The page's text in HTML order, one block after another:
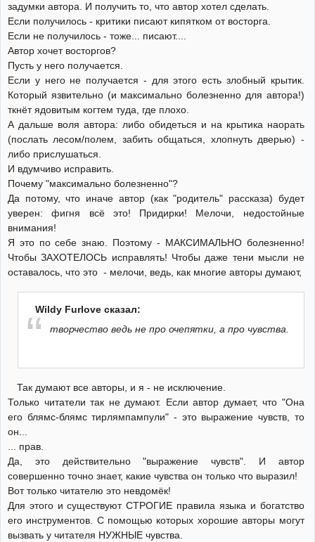
задумки автора. И получить то, что автор хотел сделать.
Если получилось - критики писают кипятком от восторга.
Если не получилось - тоже... писают....
Автор хочет восторгов?
Пусть у него получается.
Если у него не получается - для этого есть злобный крытик.
Который язвительно (и максимально болезненно для автора!)
ткнёт ядовитым когтем туда, где плохо.
А дальше воля автора: либо обидеться и на крытика наорать
(послать лесом/полем, забить общаться, хлопнуть дверью) -
либо прислушаться.
И вдумчиво исправить.
Почему "максимально болезненно"?
Да потому, что иначе автор (как "родитель" рассказа) будет
уверен: фигня всё это! Придирки! Мелочи, недостойные
внимания!
Я это по себе знаю. Поэтому - МАКСИМАЛЬНО болезненно!
Чтобы ЗАХОТЕЛОСЬ исправлять! Чтобы даже тени мысли не
оставалось, что это - мелочи, ведь, как многие авторы думают,
Wildy Furlove сказал:
творчество ведь не про очепятки, а про чувства.
Так думают все авторы, и я - не исключение.
Только читатели так не думают. Если автор думает, что "Она
его блямс-блямс тирлямпампули" - это выражение чувств, то
он...
... прав.
Да, это действительно "выражение чувств". И автор
совершенно точно знает, какие чувства он только что выразил!
Вот только читателю это невдомёк!
Для этого и существуют СТРОГИЕ правила языка и богатство
его инструментов. С помощью которых хорошие авторы могут
вызвать у читателя НУЖНЫЕ чувства.